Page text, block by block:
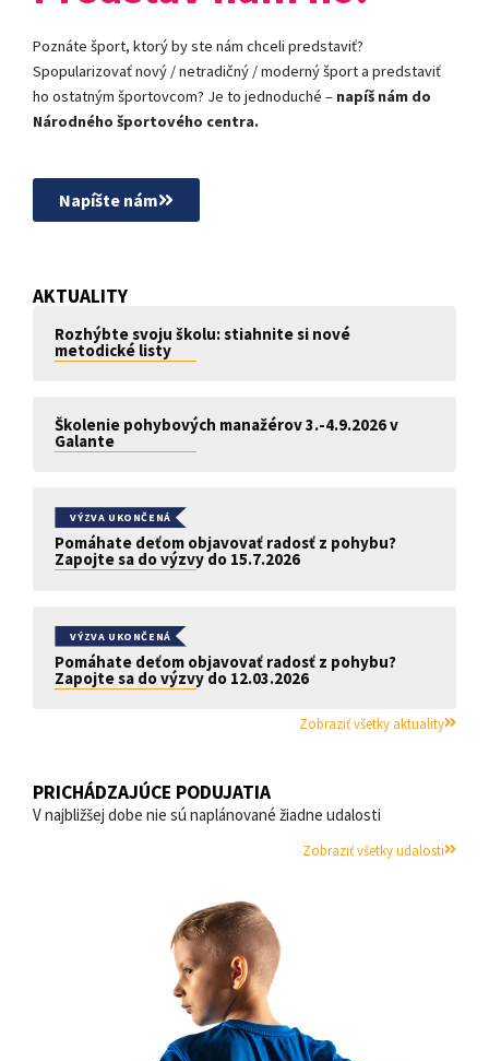
Poznáte šport, ktorý by ste nám chceli predstaviť?
Spopularizovať nový / netradičný / moderný šport a predstaviť
ho ostatným športovcom? Je to jednoduché – napíš nám do
Národného športového centra.
Napíšte nám
AKTUALITY
Rozhýbte svoju školu: stiahnite si nové
metodické listy
Školenie pohybových manažérov 3.-4.9.2026 v
Galante
VÝZVA UKONČENÁ
Pomáhate deťom objavovať radosť z pohybu?
Zapojte sa do výzvy do 15.7.2026
VÝZVA UKONČENÁ
Pomáhate deťom objavovať radosť z pohybu?
Zapojte sa do výzvy do 12.03.2026
Zobraziť všetky aktuality
PRICHÁDZAJÚCE PODUJATIA
V najbližšej dobe nie sú naplánované žiadne udalosti
Zobraziť všetky udalosti